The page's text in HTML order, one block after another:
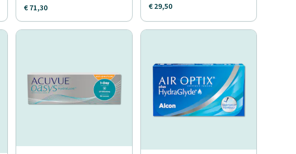
€ 71,30 € 29,50